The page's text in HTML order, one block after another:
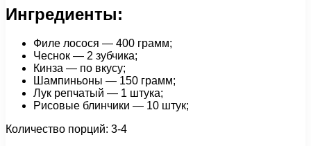
Ингредиенты:
Филе лосося — 400 грамм;
Чеснок — 2 зубчика;
Кинза — по вкусу;
Шампиньоны — 150 грамм;
Лук репчатый — 1 штука;
Рисовые блинчики — 10 штук;
Количество порций: 3-4